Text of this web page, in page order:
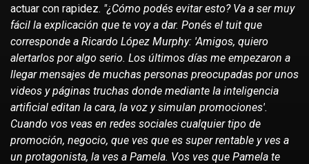
actuar con rapidez. "¿Cómo podés evitar esto? Va a ser muy
fácil la explicación que te voy a dar. Ponés el tuit que
corresponde a Ricardo López Murphy: 'Amigos, quiero
alertarlos por algo serio. Los últimos días me empezaron a
llegar mensajes de muchas personas preocupadas por unos
videos y páginas truchas donde mediante Ia inteligencia
artificial editan la cara, la voz y simulan promociones'.
Cuando vos veas en redes sociales cualquier tipo de
promoción, negocio, que ves que es super rentable y ves a
un protagonista, la ves a Pamela. Vos ves que Pamela te